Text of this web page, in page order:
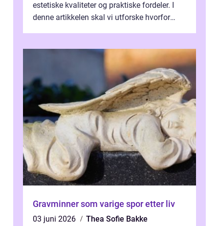
estetiske kvaliteter og praktiske fordeler. I
denne artikkelen skal vi utforske hvorfor
Gravminner som varige spor etter liv
03 juni 2026
Thea Sofie Bakke